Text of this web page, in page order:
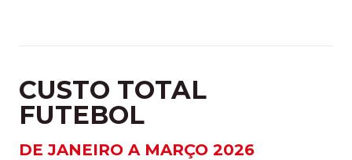
CUSTO TOTAL
FUTEBOL
DE JANEIRO A MARÇO 2026